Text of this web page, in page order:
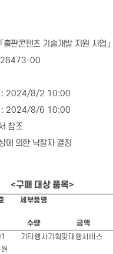
「출판콘텐츠 기술개발 지원 사업 」
00
: 2024/8/2 10:00
: 2024/8/6 10:00
참조
에 의한 낙찰자 결정
<구매 대상 품목>
세부품명
수량 금액
기타행사기획및대행서비스